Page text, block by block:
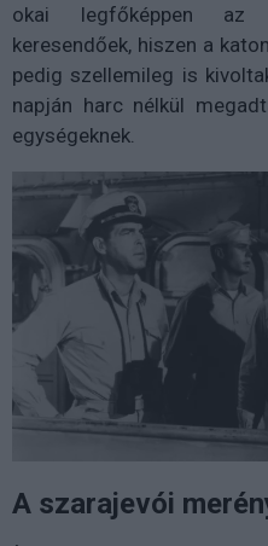
okai legfőképpen az
keresendőek, hiszen a
pedig szellemileg is
napján harc nélkül
egységeknek.
A szarajevói